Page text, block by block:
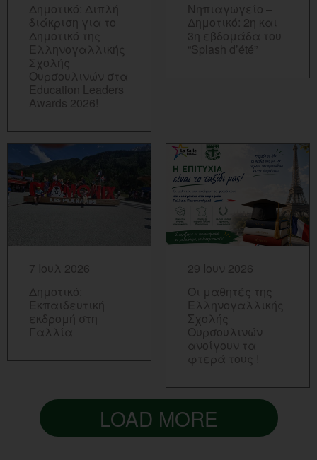
Δημοτικό: Διπλή
διάκριση για το
Δημοτικό της
Ελληνογαλλικής
Σχολής
Ουρσουλινών στα
Education Leaders
Awards 2026!
Νηπιαγωγείο –
Δημοτικό: 2η και
3η εβδομάδα του
“Splash d’été”
7 Ιουλ 2026
Δημοτικό:
Εκπαιδευτική
εκδρομή στη
Γαλλία
29 Ιουν 2026
Οι μαθητές της
Ελληνογαλλικής
Σχολής
Ουρσουλινών
ανοίγουν τα
φτερά τους !
LOAD MORE